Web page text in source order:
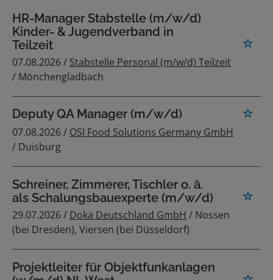
HR-Manager Stabstelle (m/w/d)
Kinder- & Jugendverband in
Teilzeit
07.08.2026 / Stabstelle Personal (m/w/d) Teilzeit
/ Mönchengladbach
Deputy QA Manager (m/w/d)
07.08.2026 / OSI Food Solutions Germany GmbH
/ Duisburg
Schreiner, Zimmerer, Tischler o. ä.
als Schalungsbauexperte (m/w/d)
29.07.2026 / Doka Deutschland GmbH / Nossen
(bei Dresden), Viersen (bei Düsseldorf)
Projektleiter für Objektfunkanlagen